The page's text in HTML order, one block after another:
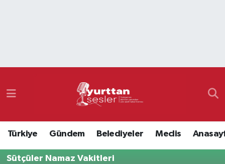
Türkiye Gündem Belediyeler Meclis
Sütçüler Namaz Vakitleri
Namaz Vakitleri
Süper Lig Puan Durumu ve Fikstür